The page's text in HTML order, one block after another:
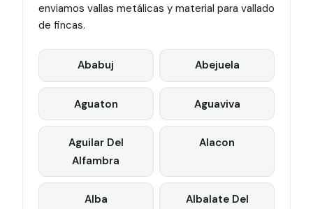
enviamos vallas metálicas y material para vallado
de fincas.
Ababuj Abejuela
Aguaton Aguaviva
Aguilar Del
Alfambra
Alacon
Alba
Albalate Del